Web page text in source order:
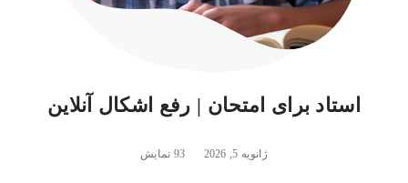
استاد برای امتحان | رفع اشکال آنلاین
ژانویه 5, 2026 93 نمایش